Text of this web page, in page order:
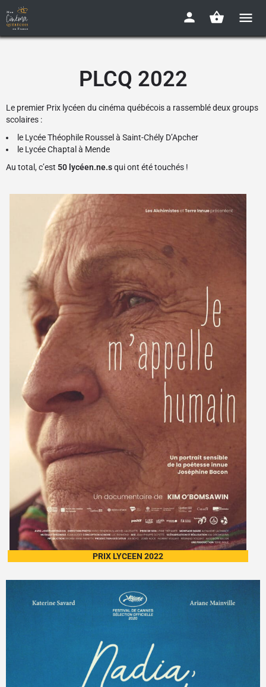
PLCQ 2022
Le premier Prix lycéen du cinéma québécois a rassemblé deux groups
scolaires :
le Lycée Théophile Roussel à Saint-Chély D’Apcher
le Lycée Chaptal à Mende
Au total, c’est 50 lycéen.ne.squi ont été touchés !
PRIX LYCEEN 2022